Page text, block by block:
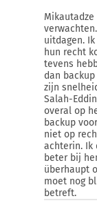
uitdagen.
hun recht
tevens
dan
zijn
Salah-
overal op
backup
niet op
achterin. Ik
beter bij
überhaupt
moet nog
betreft.